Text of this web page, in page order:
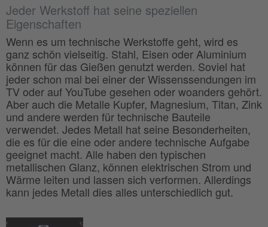
Jeder Werkstoff hat seine speziellen
Eigenschaften
Wenn es um technische Werkstoffe geht, wird es
ganz schön vielseitig. Stahl, Eisen oder Aluminium
können für das Gießen genutzt werden. Soviel hat
jeder schon mal bei einer der Wissenssendungen im
TV oder auf YouTube gesehen oder woanders gehört.
Aber auch die Metalle Kupfer, Magnesium, Titan, Zink
und andere werden für technische Bauteile
verwendet. Jedes Metall hat seine Besonderheiten,
die es für die eine oder andere technische Aufgabe
geeignet macht. Alle haben den typischen
metallischen Glanz, können elektrischen Strom und
Wärme leiten und lassen sich verformen. Allerdings
kann jedes Metall dies alles unterschiedlich gut.